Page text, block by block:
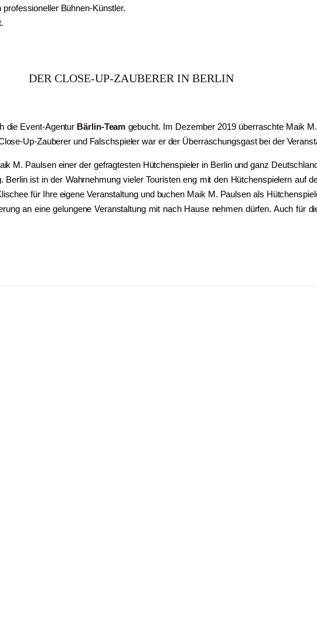
Bühnen-Künstler.
DER CLOSE-UP-ZAUBERER IN BERLIN
die Event-Agentur Bärlin-Team gebucht. Im Dezember 2019 überraschte Maik
Up-Zauberer und Falschspieler war er der Überraschungsgast bei der
M. Paulsen einer der gefragtesten Hütchenspieler in Berlin und ganz
ist in der Wahrnehmung vieler Touristen eng mit den Hütchenspielern auf
für Ihre eigene Veranstaltung und buchen Maik M. Paulsen als
an eine gelungene Veranstaltung mit nach Hause nehmen dürfen. Auch für